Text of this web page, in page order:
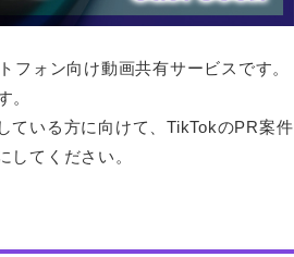
フォン向け動画共有サービスです。
。
ている方に向けて、TikTokのPR案件
してください。